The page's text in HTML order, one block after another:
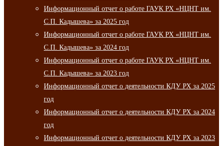
Информационный отчет о работе ГАУК РХ «НЦНТ им.
С.П. Кадышева» за 2025 год
Информационный отчет о работе ГАУК РХ «НЦНТ им.
С.П. Кадышева» за 2024 год
Информационный отчет о работе ГАУК РХ «НЦНТ им.
С.П. Кадышева» за 2023 год
Информационный отчет о деятельности КДУ РХ за 2025
год
Информационный отчет о деятельности КДУ РХ за 2024
год
Информационный отчет о деятельности КДУ РХ за 2023